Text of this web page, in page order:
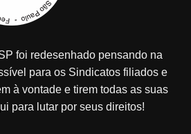
foi redesenhado pensando na
para os Sindicatos filiados e
à vontade e tirem todas as suas
para lutar por seus direitos!